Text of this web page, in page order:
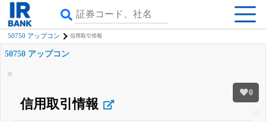
50750 アップコン 信用取引情報
0
50750 アップコン
信用取引情報